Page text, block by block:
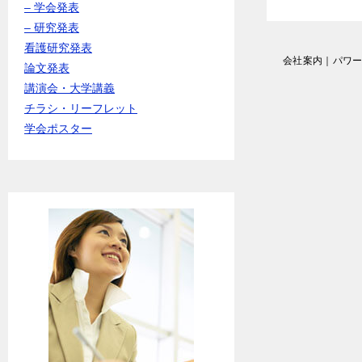
会社案内｜パワ
– 学会発表
– 研究発表
看護研究発表
論文発表
講演会・大学講義
チラシ・リーフレット
学会ポスター